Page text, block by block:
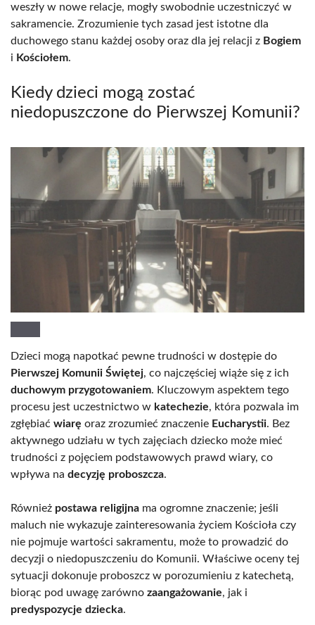
weszły w nowe relacje, mogły swobodnie uczestniczyć w
sakramencie. Zrozumienie tych zasad jest istotne dla
duchowego stanu każdej osoby oraz dla jej relacji z Bogiem
i Kościołem.
Kiedy dzieci mogą zostać
niedopuszczone do Pierwszej Komunii?
Dzieci mogą napotkać pewne trudności w dostępie do
Pierwszej Komunii Świętej, co najczęściej wiąże się z ich
duchowym przygotowaniem. Kluczowym aspektem tego
procesu jest uczestnictwo w katechezie, która pozwala im
zgłębiać wiarę oraz zrozumieć znaczenie Eucharystii. Bez
aktywnego udziału w tych zajęciach dziecko może mieć
trudności z pojęciem podstawowych prawd wiary, co
wpływa na decyzję proboszcza.
Również postawa religijna ma ogromne znaczenie; jeśli
maluch nie wykazuje zainteresowania życiem Kościoła czy
nie pojmuje wartości sakramentu, może to prowadzić do
decyzji o niedopuszczeniu do Komunii. Właściwe oceny tej
sytuacji dokonuje proboszcz w porozumieniu z katechetą,
biorąc pod uwagę zarówno zaangażowanie, jak i
predyspozycje dziecka.